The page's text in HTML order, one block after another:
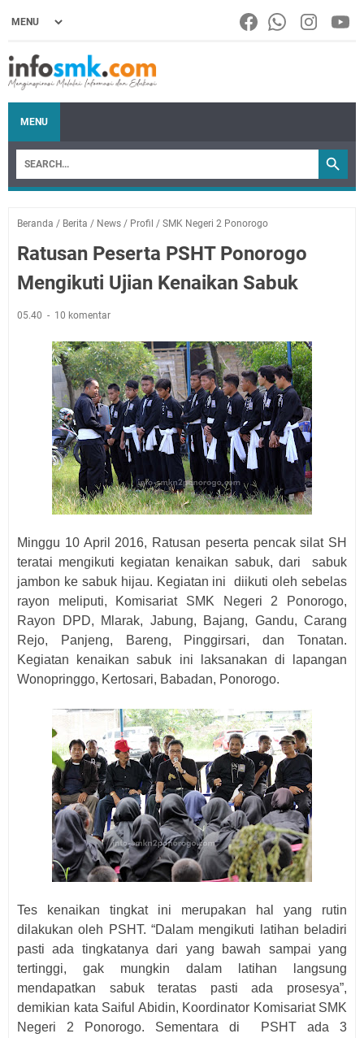
MENU
Beranda / Berita / News / Profil / SMK Negeri 2 Ponorogo
Ratusan Peserta PSHT Ponorogo
Mengikuti Ujian Kenaikan Sabuk
05.40 10 komentar
Minggu 10 April 2016, Ratusan peserta pencak silat SH
teratai mengikuti kegiatan kenaikan sabuk, dari sabuk
jambon ke sabuk hijau. Kegiatan ini diikuti oleh sebelas
rayon meliputi, Komisariat SMK Negeri 2 Ponorogo,
Rayon DPD, Mlarak, Jabung, Bajang, Gandu, Carang
Rejo, Panjeng, Bareng, Pinggirsari, dan Tonatan.
Kegiatan kenaikan sabuk ini laksanakan di lapangan
Wonopringgo, Kertosari, Babadan, Ponorogo.
Tes kenaikan tingkat ini merupakan hal yang rutin
dilakukan oleh PSHT. “Dalam mengikuti latihan beladiri
pasti ada tingkatanya dari yang bawah sampai yang
tertinggi, gak mungkin dalam latihan langsung
mendapatkan sabuk teratas pasti ada prosesya”,
demikian kata Saiful Abidin, Koordinator Komisariat SMK
Negeri 2 Ponorogo. Sementara di PSHT ada 3